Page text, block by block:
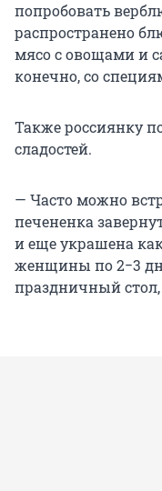
попробовать
распространено
мясо с овощами и
конечно, со
Также россиянку
сладостей.
— Часто можно
печененка
и еще украшена
женщины по 2−3
праздничный